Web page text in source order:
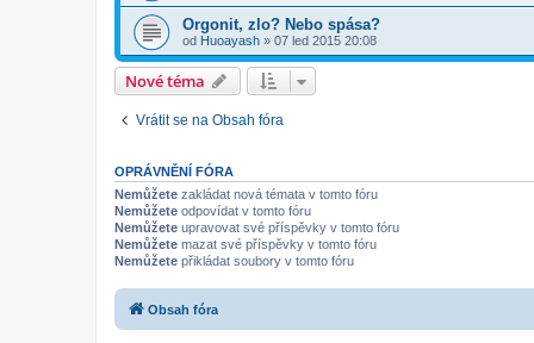
Orgonit, zlo? Nebo spása?
od Huoayash » 07 led 2015 20:08
Nové téma
Vrátit se na Obsah fóra
OPRÁVNĚNÍ FÓRA
Nemůžete zakládat nová témata v tomto fóru
Nemůžete odpovídat v tomto fóru
Nemůžete upravovat své příspěvky v tomto fóru
Nemůžete mazat své příspěvky v tomto fóru
Nemůžete přikládat soubory v tomto fóru
Obsah fóra